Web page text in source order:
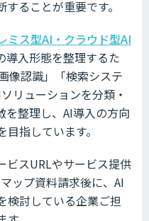
ることが重要です。
ミス型AI・クラウド型AI
導入形態を整理するた
像認識」「検索システ
リューションを分類・
を整理し、AI導入の方向
指しています。
ビスURLやサービス提供
ップ資料請求後に、AI
検討している企業ご担